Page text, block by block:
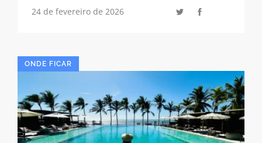
24 de fevereiro de 2026
ONDE FICAR